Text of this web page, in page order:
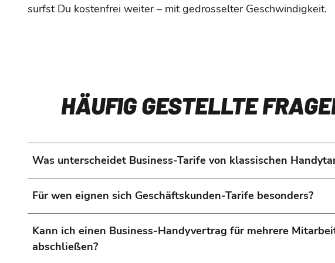
surfst Du kostenfrei weiter – mit gedrosselter Geschwindigkeit.
HÄUFIG GESTELLTE
Was unterscheidet Business-Tarife von klassischen
Für wen eignen sich Geschäftskunden-Tarife besonders?
Kann ich einen Business-Handyvertrag für mehrere
abschließen?